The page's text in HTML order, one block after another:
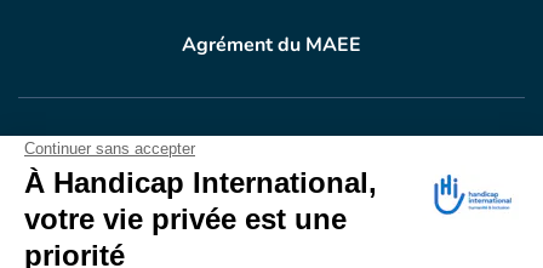
Agrément du MAEE
VOTRE DONEN ACTION
Grâce à vous, en 2024, 604.716 personnes ont
bénéficié d’appareillage et d’activités de réadaptation.
Merci pour votre générosité.